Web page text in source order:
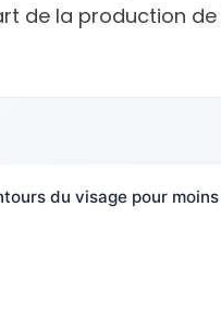
de la production
du visage pour